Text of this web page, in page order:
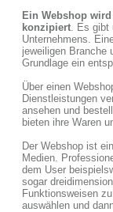
Ein Webshop
konzipiert. Es gibt
Unternehmens.
jeweiligen Branche
Grundlage ein
Über einen
Dienstleistungen
ansehen und
bieten ihre Waren
Der Webshop ist
Medien.
dem User
sogar
Funktionsweisen
auswählen und